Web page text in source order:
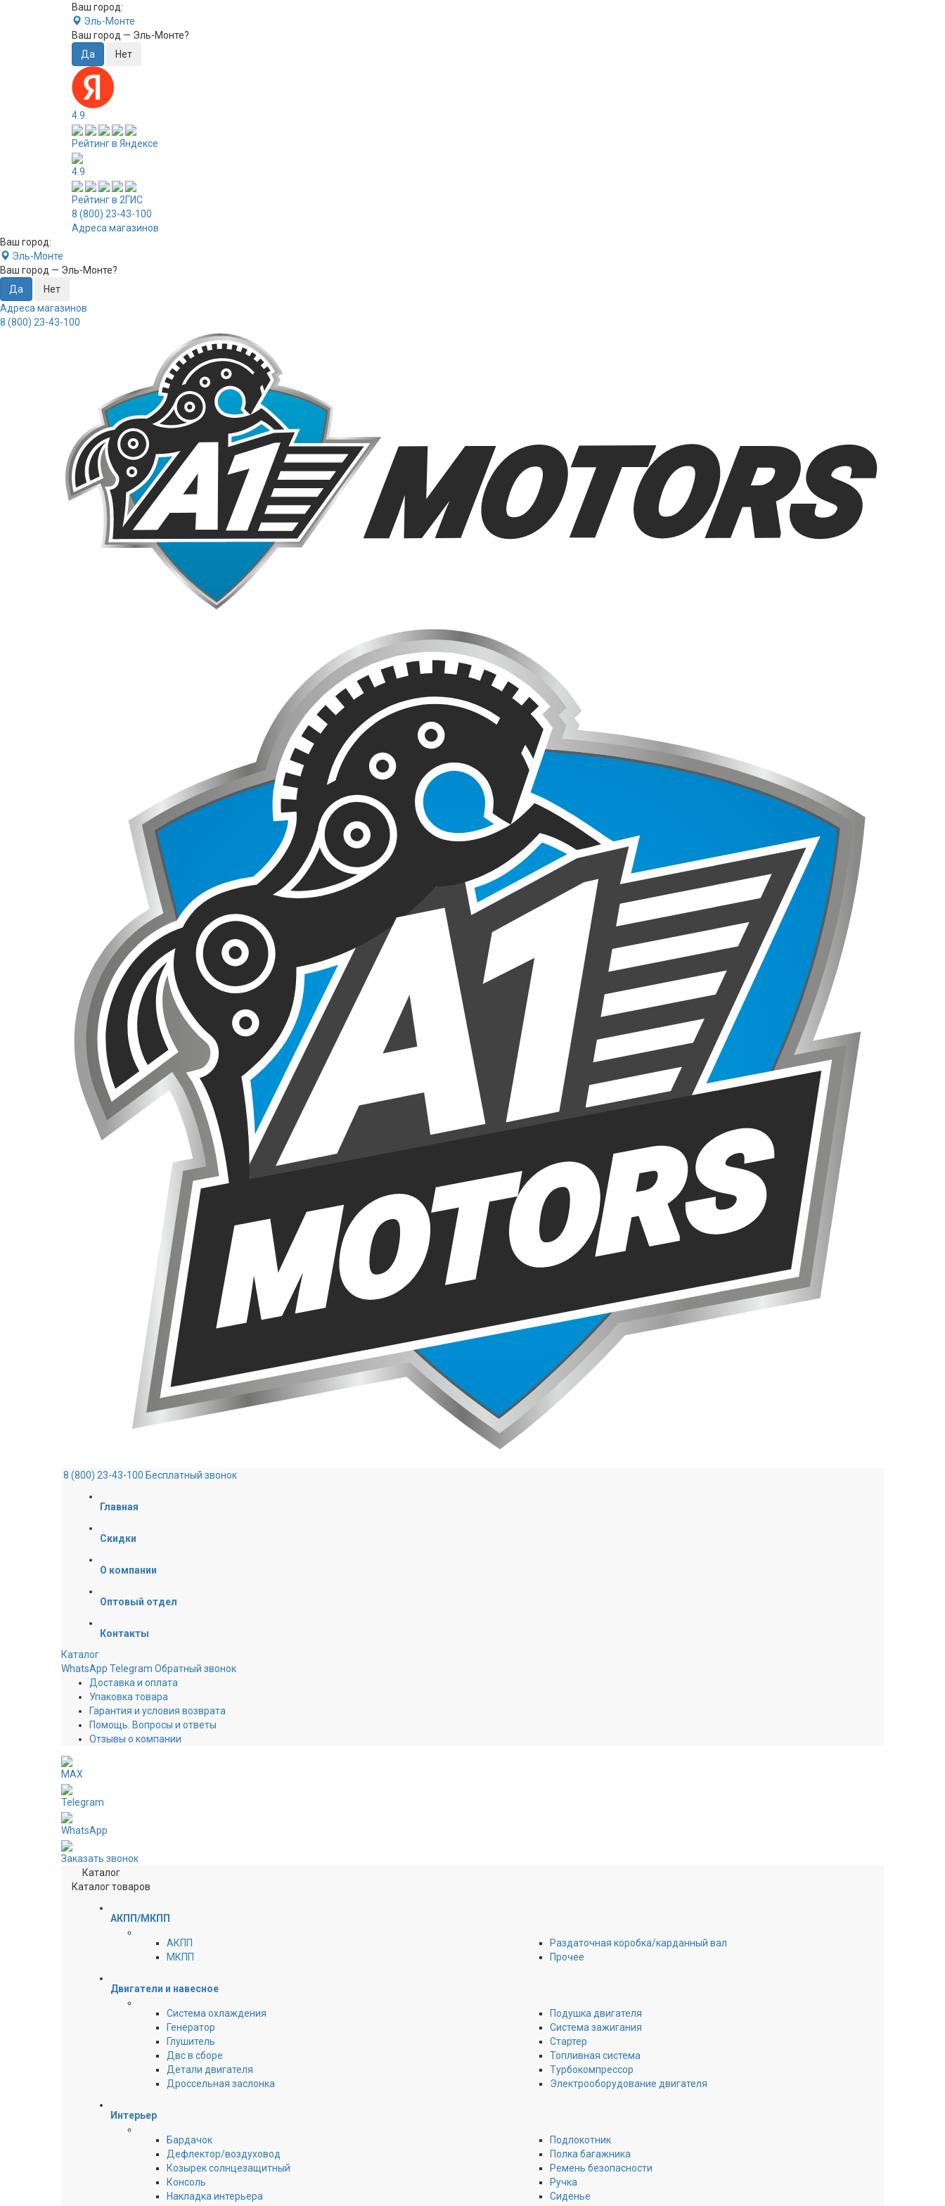
Ваш город:
Эль-Монте
Ваш город — Эль-Монте?
4.9
Рейтинг в Яндексе
4.9
Рейтинг в 2ГИС
8 (800) 23-43-100
Адреса магазинов
Ваш город:
Эль-Монте
Ваш город — Эль-Монте?
Адреса магазинов
8 (800) 23-43-100
8 (800) 23-43-100 Бесплатный звонок
Главная
Скидки
О компании
Оптовый отдел
Контакты
Каталог
WhatsApp Telegram Обратный звонок
Доставка и оплата
Упаковка товара
Гарантия и условия возврата
Помощь. Вопросы и ответы
Отзывы о компании
MAX
Telegram
WhatsApp
Заказать звонок
Каталог
Каталог товаров
АКПП/МКПП
АКПП
МКПП
Раздаточная коробка/карданный вал
Прочее
Двигатели и навесное
Cистема охлаждения
Генератор
Глушитель
Двс в сборе
Детали двигателя
Дроссельная заслонка
Подушка двигателя
Система зажигания
Стартер
Топливная система
Турбокомпрессор
Электрооборудование двигателя
Интерьер
Бардачок
Дефлектор/воздуховод
Козырек солнцезащитный
Консоль
Накладка интерьера
Подлокотник
Полка багажника
Ремень безопасности
Ручка
Сиденье